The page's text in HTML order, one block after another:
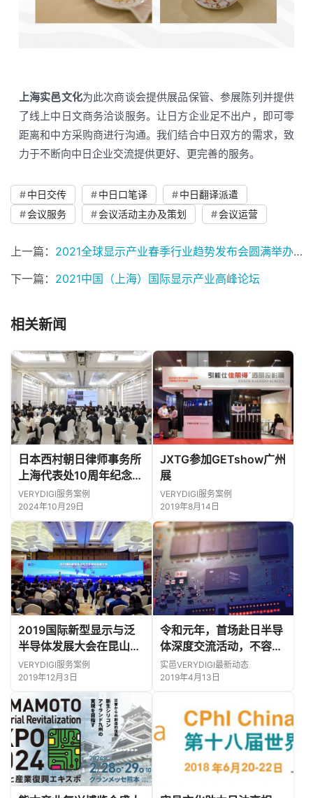
上海实邑文化为此次商谈会提供展品保管、参展陈列并提供
了线上中日文商务洽谈服务。让日方企业足不出户，即可零
距离和中方采购商进行沟通。我们结合中日双方的需求，致
力于不断向中日企业交流提供更好、更完善的服务。
中日交传 中日口笔译
中日翻译派遣
会议服务
会议活动主办及策划 会议运营
上一篇： 2021全球显示产业春季行业趋势发布会圆满举办！
下一篇： 2021中国（上海）国际显示产业高峰论坛
相关新闻
日本西村朝日律师事务所
上海代表处10周年纪念招
待会圆满成功
VERYDIGI服务案例
2024年10月29日
JXTG参加GETshow广州
展
VERYDIGI服务案例
2019年8月14日
2019国际新型显示与泛
半导体发展大会在昆山隆
重举行
VERYDIGI服务案例
2019年12月3日
令和元年，首场赴日半导
体深度交流活动，不容错
过!
实邑VERYDIGI最新动态
2019年4月13日